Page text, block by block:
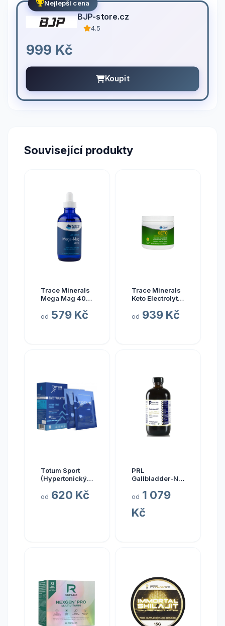
Nejlepší cena
BJP-store.cz
4.5
999 Kč
Koupit
Související produkty
Trace Minerals
Mega Mag 400
elektrolyty, 118
od 579 Kč
Trace Minerals
Keto Electrolyte
elektrolyty v
od 939 Kč
Totum Sport
(Hypertonický
vody), 10 x 20
od 620 Kč
PRL
Gallbladder-ND,
237 ml
od 1 079
Kč